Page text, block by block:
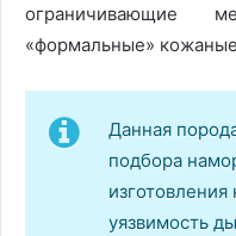
ограничивающие
«формальные»
Данная
подбора
уязвимость